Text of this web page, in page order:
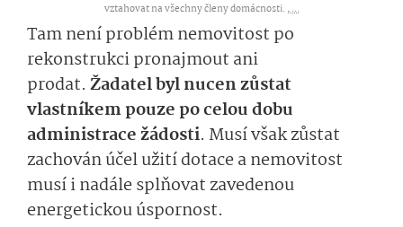
vztahovat na všechny členy domácnosti. ,...
Tam není problém nemovitost po
rekonstrukci pronajmout ani
prodat. Žadatel byl nucen zůstat
vlastníkem pouze po celou dobu
administrace žádosti. Musí však zůstat
zachován účel užitídotace a nemovitost
musí i nadále splňovat zavedenou
energetickou úspornost.